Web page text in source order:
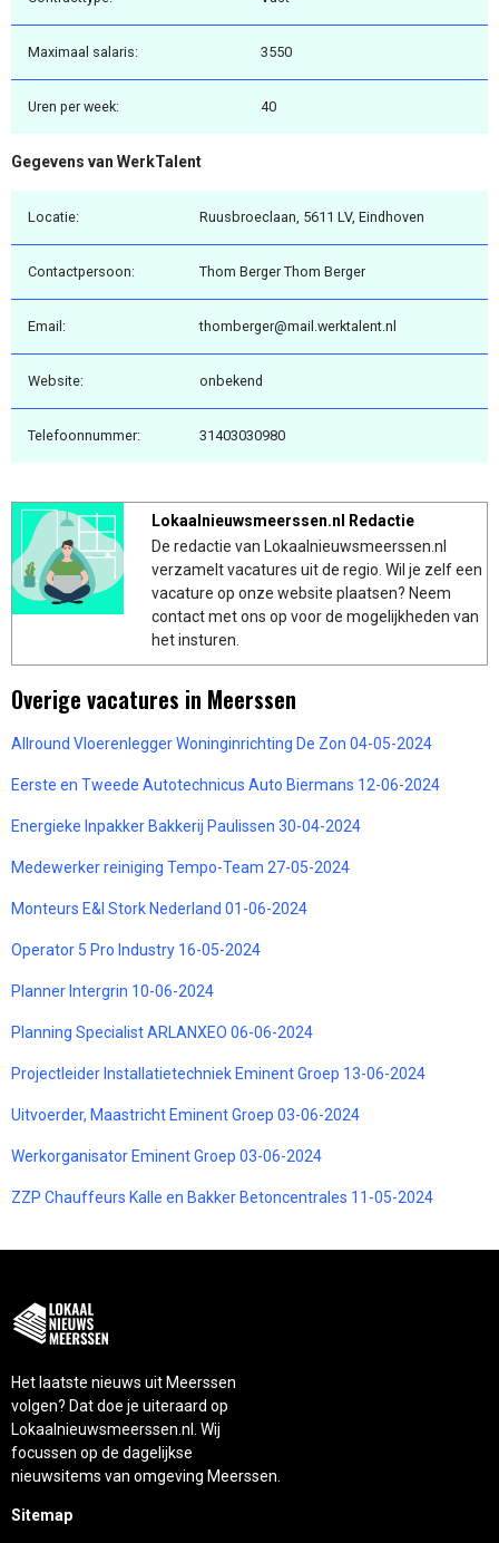
Maximaal salaris: 3550
Uren per week: 40
Gegevens van WerkTalent
Locatie: Ruusbroeclaan, 5611 LV, Eindhoven
Contactpersoon: Thom Berger Thom Berger
Email: thomberger@mail.werktalent.nl
Website: onbekend
Telefoonnummer: 31403030980
Lokaalnieuwsmeerssen.nl Redactie
De redactie van Lokaalnieuwsmeerssen.nl
verzamelt vacatures uit de regio. Wil je zelf een
vacature op onze website plaatsen? Neem
contact met ons op voor de mogelijkheden van
het insturen.
Overige vacatures in Meerssen
Allround Vloerenlegger Woninginrichting De Zon 04-05-2024
Eerste en Tweede Autotechnicus Auto Biermans 12-06-2024
Energieke Inpakker Bakkerij Paulissen 30-04-2024
Medewerker reiniging Tempo-Team 27-05-2024
Monteurs E&I Stork Nederland 01-06-2024
Operator 5 Pro Industry 16-05-2024
Planner Intergrin 10-06-2024
Planning Specialist ARLANXEO 06-06-2024
Projectleider Installatietechniek Eminent Groep 13-06-2024
Uitvoerder, Maastricht Eminent Groep 03-06-2024
Werkorganisator Eminent Groep 03-06-2024
ZZP Chauffeurs Kalle en Bakker Betoncentrales 11-05-2024
Het laatste nieuws uit Meerssen
volgen? Dat doe je uiteraard op
Lokaalnieuwsmeerssen.nl. Wij
focussen op de dagelijkse
nieuwsitems van omgeving Meerssen.
Sitemap